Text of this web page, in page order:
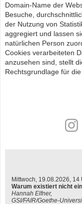
Domain-Name der
Besuche,
der Nutzung von
aggregiert und lassen
natürlichen Person
Cookies verarbeiteten
anzusehen sind, stellt
Rechtsgrundlage für
youtube
Mittwoch, 19.08.2026, 14
Warum existiert nicht
Hannah Elfner,
GSI/FAIR/Goethe-